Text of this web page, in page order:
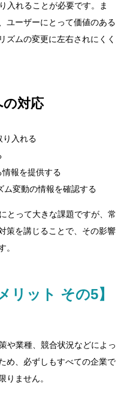
入れることが必要です。ま
ユーザーにとって価値のある
ズムの変更に左右されにくく
の対応
り入れる
報を提供する
変動の情報を確認する
とって大きな課題ですが、常
策を講じることで、その影響
。
リット その5】
や業種、競合状況などによっ
め、必ずしもすべての企業で
りません。